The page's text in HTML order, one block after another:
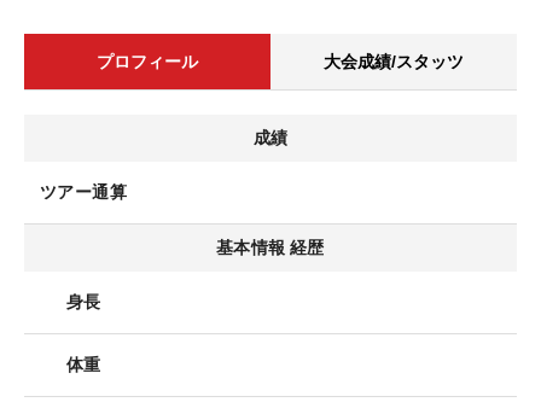
プロフィール 大会成績/スタッツ
成績
ツアー通算
基本情報 経歴
身長
体重